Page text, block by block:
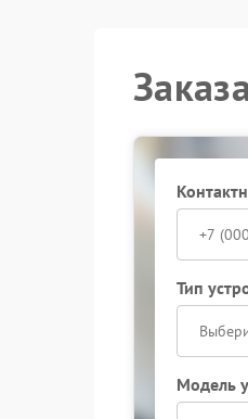
Тип
Модель